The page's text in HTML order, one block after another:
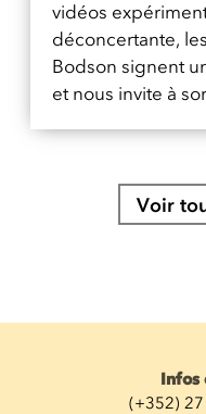
vidéos
déconcertante,
Bodson signent
et nous invite à
Voir
Infos
(+352)